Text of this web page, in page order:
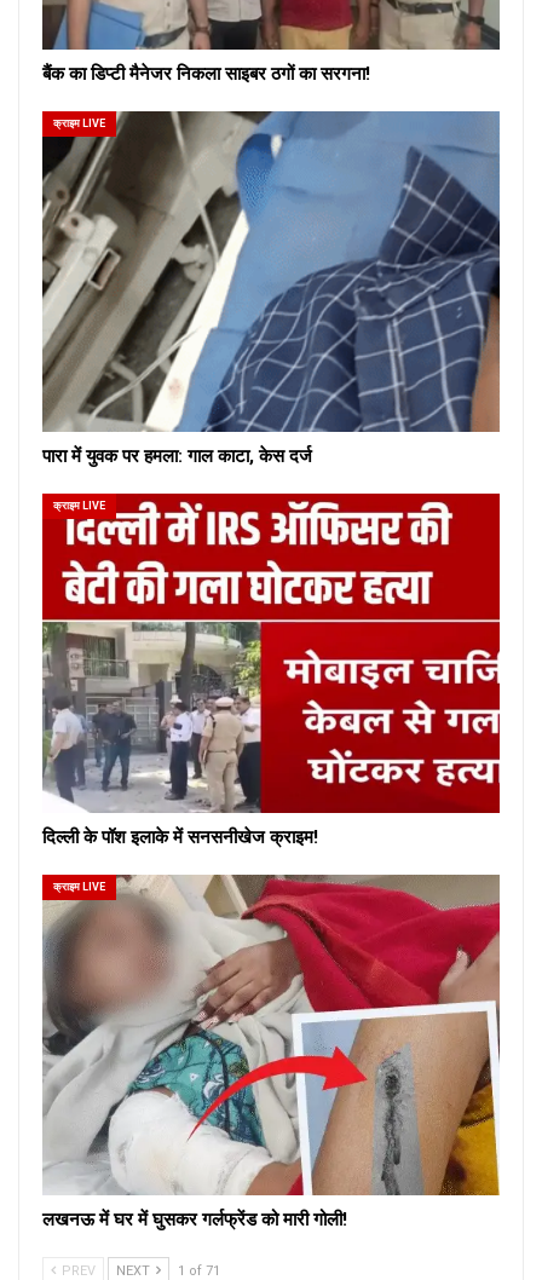
बैंक का डिप्टी मैनेजर निकला साइबर ठगों का सरगना!
क्राइम LIVE
पारा में युवक पर हमला: गाल काटा, केस दर्ज
क्राइम LIVE
दिल्ली के पॉश इलाके में सनसनीखेज क्राइम!
क्राइम LIVE
लखनऊ में घर में घुसकर गर्लफ्रेंड को मारी गोली!
PREV NEXT 1 of 71